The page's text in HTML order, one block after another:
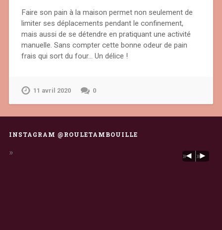
Faire son pain à la maison permet non seulement de
limiter ses déplacements pendant le confinement,
mais aussi de se détendre en pratiquant une activité
manuelle. Sans compter cette bonne odeur de pain
frais qui sort du four… Un délice !
11 avril 2020 0
INSTAGRAM @ROULETAMBOUILLE